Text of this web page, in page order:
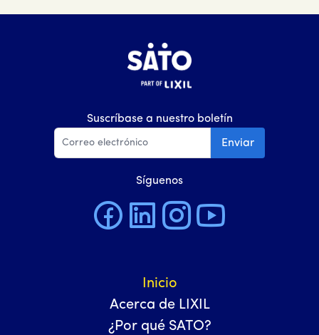
Suscríbase a nuestro boletín
Enviar
Síguenos
Inicio
Acerca de LIXIL
¿Por qué SATO?